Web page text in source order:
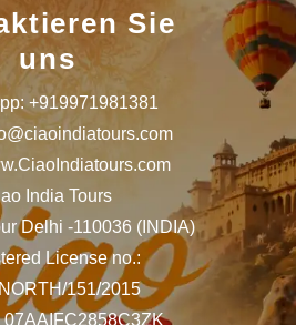
Sie
uns
+919971981381
India Tours
Delhi -110036 (INDIA)
License no.:
151/2015
07AAIFC2858C3ZK